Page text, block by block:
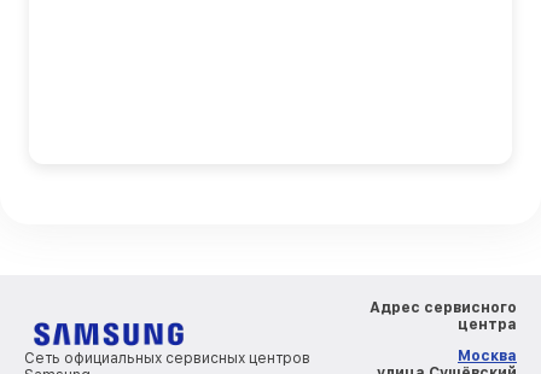
Сеть официальных сервисных центров
Адрес сервисного
центра
Москва